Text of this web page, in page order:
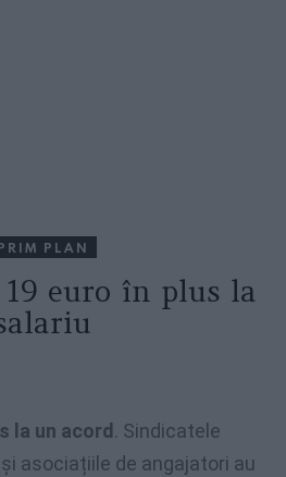
PLAN
euro în plus la
la un acord . Sindicatele
asociațiile de angajatori au